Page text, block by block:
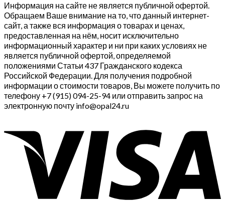
Информация на сайте не является публичной офертой.
Обращаем Ваше внимание на то, что данный интернет-
сайт, а также вся информация о товарах и ценах,
предоставленная на нём, носит исключительно
информационный характер и ни при каких условиях не
является публичной офертой, определяемой
положениями Статьи 437 Гражданского кодекса
Российской Федерации. Для получения подробной
информации о стоимости товаров, Вы можете получить по
телефону +7 (915) 094-25-94 или отправить запрос на
электронную почту info@opal24.ru